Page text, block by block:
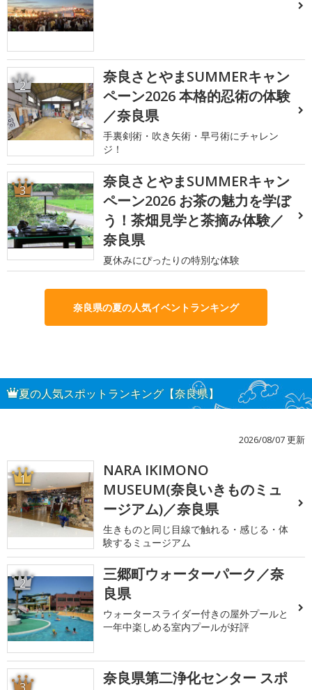
2
奈良さとやまSUMMERキャン
ペーン2026 本格的忍術の体験
／奈良県
手裏剣術・吹き矢術・早弓術にチャレン
ジ！
3
奈良さとやまSUMMERキャン
ペーン2026 お茶の魅力を学ぼ
う！茶畑見学と茶摘み体験／
奈良県
夏休みにぴったりの特別な体験
奈良県の夏の人気イベントランキング
夏の人気スポットランキング【奈良県】
2026/08/07 更新
1
NARA IKIMONO
MUSEUM(奈良いきものミュ
ージアム)／奈良県
生きものと同じ目線で触れる・感じる・体
験するミュージアム
2
三郷町ウォーターパーク／奈
良県
ウォータースライダー付きの屋外プールと
一年中楽しめる室内プールが好評
奈良県第二浄化センター スポ